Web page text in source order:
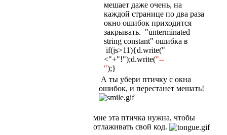
мешает даже очень, на
каждой странице по два раза
окно ошибок приходится
закрывать. "unterminated
string constant" ошибка в
if(js>11){d.write("
<"+"!");d.write("--
");}
А ты убери птичку с окна
ошибок, и перестанет мешать!
мне эта птичка нужна, чтобы
отлаживать свой код.